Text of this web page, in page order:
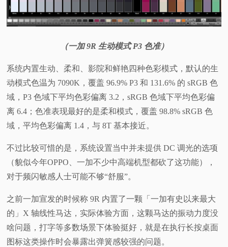
（一加 9R 生动模式 P3 色准）
系统内置生动、柔和、影院和鲜艳四种色彩模式，默认的生
动模式色温为 7090K，覆盖 96.9% P3 和 131.6% 的 sRGB 色
域，P3 色域下平均色彩偏离 3.2，sRGB 色域下平均色彩偏
离 6.4；色准表现最好的是柔和模式，覆盖 98.8% sRGB 色
域，平均色彩偏离 1.4，与 8T 基本接近。
不过比较可惜的是，系统设置当中并未提供 DC 调光的选项
（貌似今年OPPO、一加不少中高端机型都砍了这功能），
对于频闪敏感人士可能不够“舒服”。
之前一加宣发的时候称 9R 内置了一颗「一加有史以来最大
的」X 轴线性马达，实际体验方面，这颗马达的振动力度没
啥问题，打字等多数场景下体验挺好，就是在执行长按桌面
图标这类操作时会暴露出弹簧感较强的问题。